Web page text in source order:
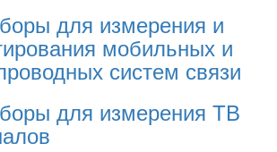
для измерения и
мобильных и
систем связи
для измерения ТВ